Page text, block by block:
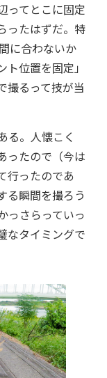
ってとこに固定
ったはずだ。特
に合わないか
位置を固定」
撮るって技が当
る。人懐こく
ったので（今は
行ったのであ
る瞬間を撮ろう
っさらっていっ
なタイミングで